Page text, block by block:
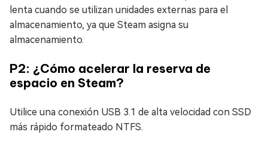
lenta cuando se utilizan unidades externas para el
almacenamiento, ya que Steam asigna su
almacenamiento.
P2: ¿Cómo acelerar la reserva de
espacio en Steam?
Utilice una conexión USB 3.1 de alta velocidad con SSD
más rápido formateado NTFS.